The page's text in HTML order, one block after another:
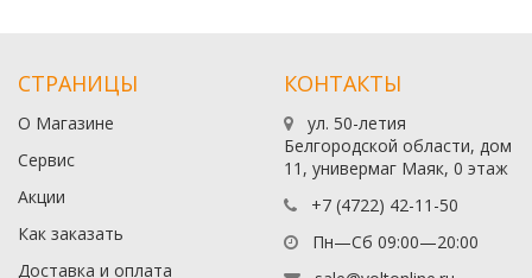
СТРАНИЦЫ
О Магазине
Сервис
Акции
Как заказать
Доставка и оплата
КОНТАКТЫ
ул. 50-летия
Белгородской области, дом
11, универмаг Маяк, 0 этаж
+7 (4722) 42-11-50
Пн—Сб 09:00—20:00